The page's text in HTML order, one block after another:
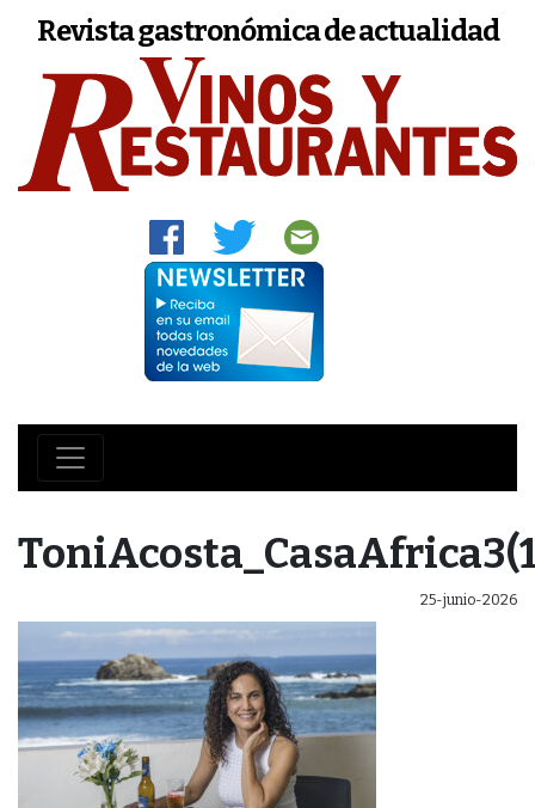
Revista gastronómica de actualidad
25-junio-2026